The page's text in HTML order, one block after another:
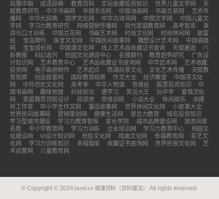
风雅中国 成语辞典 教育百科 文玩收藏投资知识 世界儿童文学网
天
赋教育研究
中华书画网 中国书法网 中国油画网 书画交易网
艺术传
播网
中华大辞典 国学文化网 中华古诗词网 中国文学网
中国儿童文
学网
学习力教育研究 网络营销传播网 现代家庭教育网 高考智库
演
讲与口才训练
中国兰花网 书画艺术网 时尚文化网 时尚休闲网
致富
经
宝岛期刊 珠宝文化网 中国民间故事网 雕塑设计艺术网
中国瓷器
网
宝宝成长网 中国酒文化网 线上艺术品收藏证书查询 天赋邂逅
八
卦晚报
科幻选刊 校园文化建设中心 名模期刊 教育趋势研究
广告设
计知识网
艺术教育中心 艺术品收藏证书查询网 中华武术网
艺术收藏
投资网
电子画册制作 艺术起点 西湖风景文化 文化艺术传播
天赋教
育观察
创业致富网 国际教育观察 作文大全 经济瞭望
中国茶文化
网
中外历史文化网 高考季 中华人物谱 思维谷 股票投资知识
中
国书画网
趣味地理 科技前沿 遇学习 笑话大王 玩中学
爱情文化
网
家庭教育顶层设计 阅读地 思维训练 小说大全 休闲娱乐
余建
祥工作室
中小学生作文网 童话故事网 世界休闲文化网
小故事大全
世界民间故事网
营销策划网 健康生活网 意志力教育
域名投资知识
学习型城市建设
学习力教育智库 家长学院 城市品牌建设网
旅游风景
名胜
中小学教育网 学习力训练 企业培训网 学习力教育中心
校园文
化建设网
VI设计知识网 民俗文化网 戏曲文化网 幸福教育网
茶艺文
化网
学习力训练知识 幸福智库 收藏证书查询网 世界民俗文化网
艺
术启蒙网
儿童教育网
© Copyright © 2024bkmf.cn 健康百科（百科魔法） All rights reserved.